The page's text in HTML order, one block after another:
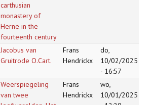
carthusian
monastery of
Herne in the
fourteenth century
Jacobus van
Gruitrode O.Cart.
Frans
Hendrickx
do,
10/02/2025
- 16:57
Weerspiegeling
van twee
Frans
Hendrickx
wo,
10/01/2025